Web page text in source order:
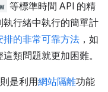
等標準時間 API 的精
行緒中執行的簡單計
的非常可靠方法 ，如
類問題就更加困難。
是利用網站隔離功能